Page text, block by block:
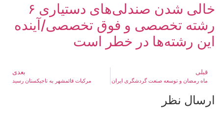
خالی شدن صندلی‌های دستیاری ۶
رشته تخصصی و فوق تخصصی/آینده
این رشته‌ها در خطر است
قبلی
ماه رمضان و توسعه صنعت گردشگری ایران
بعدی
مرکبات قائمشهر به تاجیکستان رسید
ارسال نظر